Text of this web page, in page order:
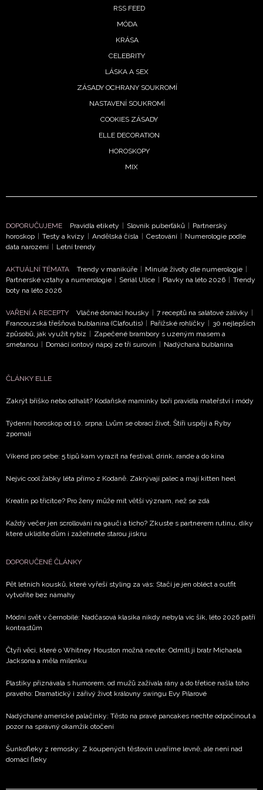
RSS FEED
MÓDA
KRÁSA
CELEBRITY
LÁSKA A SEX
ZÁSADY OCHRANY SOUKROMÍ
NASTAVENÍ SOUKROMÍ
COOKIES ZÁSADY
ELLE DECORATION
HOROSKOPY
MIX
DOPORUČUJEME Pravidla etikety Slovník puberťáků
Partnerský
horoskop
Testy a kvízy Andělská čísla Cestování
Numerologie podle
data narození
Letní trendy
AKTUÁLNÍ TÉMATA Trendy v manikúře Minulé životy dle numerologie
Partnerské vztahy a numerologie
Seriál Ulice Plavky na léto 2026
Trendy
boty na léto 2026
VAŘENÍ A RECEPTY Vláčné domácí housky 7 receptů na salátové zálivky
Francouzská třešňová bublanina (Clafoutis)
Pařížské rohlíčky
30 nejlepších
způsobů, jak využít rybíz
Zapečené brambory s uzeným masem a
smetanou
Domácí iontový nápoj ze tří surovin Nadýchaná bublanina
ČLÁNKY ELLE
Zakrýt bříško nebo odhalit? Kodaňské maminky boří pravidla mateřství i módy
Týdenní horoskop od 10. srpna: Lvům se obrací život, Štíři uspějí a Ryby
zpomalí
Víkend pro sebe: 5 tipů kam vyrazit na festival, drink, rande a do kina
Nejvíc cool žabky léta přímo z Kodaně. Zakrývají palec a mají kitten heel
Kreatin po třicítce? Pro ženy může mít větší význam, než se zdá
Každý večer jen scrollování na gauči a ticho? Zkuste s partnerem rutinu, díky
které uklidíte dům i zažehnete starou jiskru
DOPORUČENÉ ČLÁNKY
Pět letních kousků, které vyřeší styling za vás: Stačí je jen obléct a outfit
vytvoříte bez námahy
Módní svět v černobílé: Nadčasová klasika nikdy nebyla víc šik, léto 2026 patří
kontrastům
Čtyři věci, které o Whitney Houston možná nevíte: Odmítl ji bratr Michaela
Jacksona a měla milenku
Plastiky přiznávala s humorem, od mužů zažívala rány a do třetice našla toho
pravého: Dramatický i zářivý život královny swingu Evy Pilarové
Nadýchané americké palačinky: Těsto na pravé pancakes nechte odpočinout a
pozor na správný okamžik otočení
Šunkofleky z remosky: Z koupených těstovin uvaříme levně, ale není nad
domácí fleky